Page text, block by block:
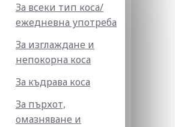
За всеки тип коса/
ежедневна употреба
За изглаждане и
непокорна коса
За къдрава коса
За пърхот,
омазняване и